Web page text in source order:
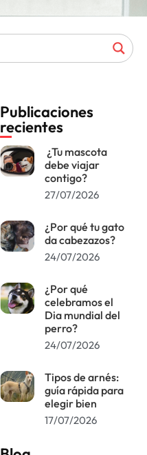
Publicaciones
recientes
¿Tu mascota
debe viajar
contigo?
27/07/2026
¿Por qué tu gato
da cabezazos?
24/07/2026
¿Por qué
celebramos el
Dia mundial del
perro?
24/07/2026
Tipos de arnés:
guía rápida para
elegir bien
17/07/2026